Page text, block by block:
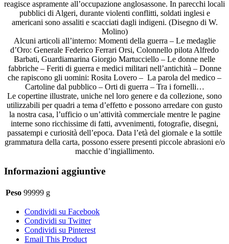
reagisce aspramente all’occupazione anglosassone. In parecchi locali
pubblici di Algeri, durante violenti conflitti, soldati inglesi e
americani sono assaliti e scacciati dagli indigeni. (Disegno di W.
Molino)
Alcuni articoli all’interno: Momenti della guerra – Le medaglie
d’Oro: Generale Federico Ferrari Orsi, Colonnello pilota Alfredo
Barbati, Guardiamarina Giorgio Martucciello – Le donne nelle
fabbriche – Feriti di guerra e medici militari nell’antichità – Donne
che rapiscono gli uomini: Rosita Lovero – La parola del medico –
Cartoline dal pubblico – Orti di guerra – Tra i fornelli…
Le copertine illustrate, uniche nel loro genere e da collezione, sono
utilizzabili per quadri a tema d’effetto e possono arredare con gusto
la nostra casa, l’ufficio o un’attività commerciale mentre le pagine
interne sono ricchissime di fatti, avvenimenti, fotografie, disegni,
passatempi e curiosità dell’epoca. Data l’età del giornale e la sottile
grammatura della carta, possono essere presenti piccole abrasioni e/o
macchie d’ingiallimento.
Informazioni aggiuntive
Peso 99999 g
Condividi su Facebook
Condividi su Twitter
Condividi su Pinterest
Email This Product